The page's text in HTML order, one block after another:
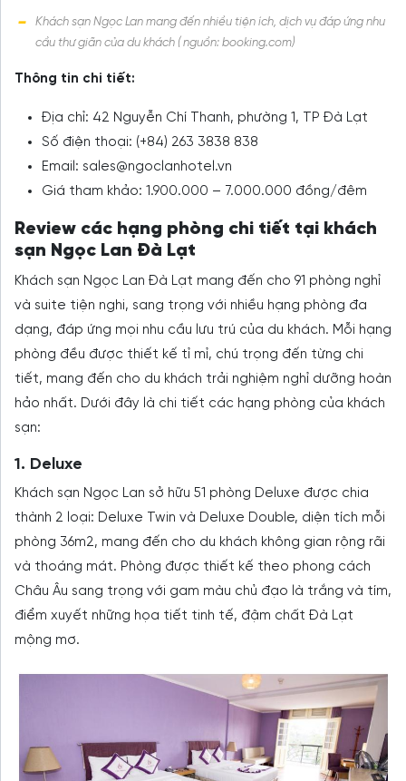
Khách sạn Ngọc Lan mang đến nhiều tiện ích, dịch vụ đáp ứng nhu
cầu thư giãn của du khách ( nguồn: booking.com)
Thông tin chi tiết:
Địa chỉ: 42 Nguyễn Chí Thanh, phường 1, TP Đà Lạt
Số điện thoại: (+84) 263 3838 838
Email: sales@ngoclanhotel.vn
Giá tham khảo: 1.900.000 – 7.000.000 đồng/đêm
Review các hạng phòng chi tiết tại khách
sạn Ngọc Lan Đà Lạt
Khách sạn Ngọc Lan Đà Lạt mang đến cho 91 phòng nghỉ
và suite tiện nghi, sang trọng với nhiều hạng phòng đa
dạng, đáp ứng mọi nhu cầu lưu trú của du khách. Mỗi hạng
phòng đều được thiết kế tỉ mỉ, chú trọng đến từng chi
tiết, mang đến cho du khách trải nghiệm nghỉ dưỡng hoàn
hảo nhất. Dưới đây là chi tiết các hạng phòng của khách
sạn:
1. Deluxe
Khách sạn Ngọc Lan sở hữu 51 phòng Deluxe được chia
thành 2 loại: Deluxe Twin và Deluxe Double, diện tích mỗi
phòng 36m2, mang đến cho du khách không gian rộng rãi
và thoáng mát. Phòng được thiết kế theo phong cách
Châu Âu sang trọng với gam màu chủ đạo là trắng và tím,
điểm xuyết những họa tiết tinh tế, đậm chất Đà Lạt
mộng mơ.